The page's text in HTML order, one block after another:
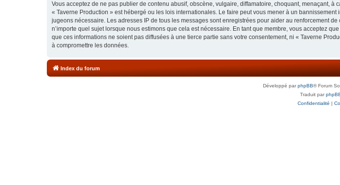
Vous acceptez de ne pas publier de contenu abusif, obscène, vulgaire, diffamatoire, choquant, menaçant,
« Taverne Production » est hébergé ou les lois internationales. Le faire peut vous mener à un
jugeons nécessaire. Les adresses IP de tous les messages sont enregistrées pour aider au renforcement
n’importe quel sujet lorsque nous estimons que cela est nécessaire. En tant que membre, vous acceptez
que ces informations ne soient pas diffusées à une tierce partie sans votre consentement, ni « Taverne
à compromettre les données.
Index du forum
Développé parphpBB® Forum
Traduit par
Confidentialité |